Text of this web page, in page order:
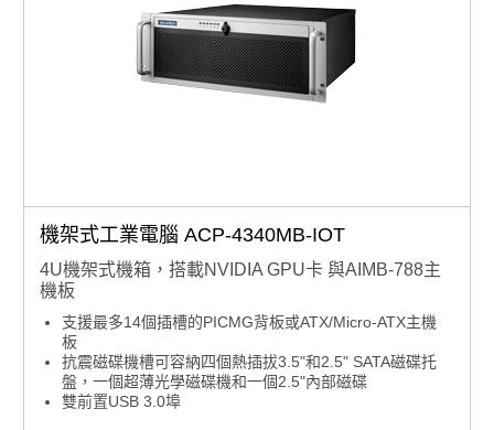
機架式工業電腦 ACP-4340MB-IOT
4U機架式機箱，搭載NVIDIA GPU卡 與AIMB-788主
機板
支援最多14個插槽的PICMG背板或ATX/Micro-ATX主機
板
抗震磁碟機槽可容納四個熱插拔3.5"和2.5" SATA磁碟托
盤，一個超薄光學磁碟機和一個2.5"內部磁碟
雙前置USB 3.0埠